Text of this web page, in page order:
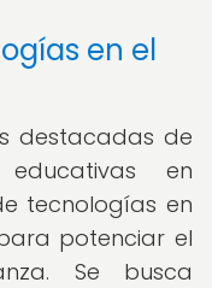
en el
destacadas de
en
tecnologías en
potenciar el
Se busca